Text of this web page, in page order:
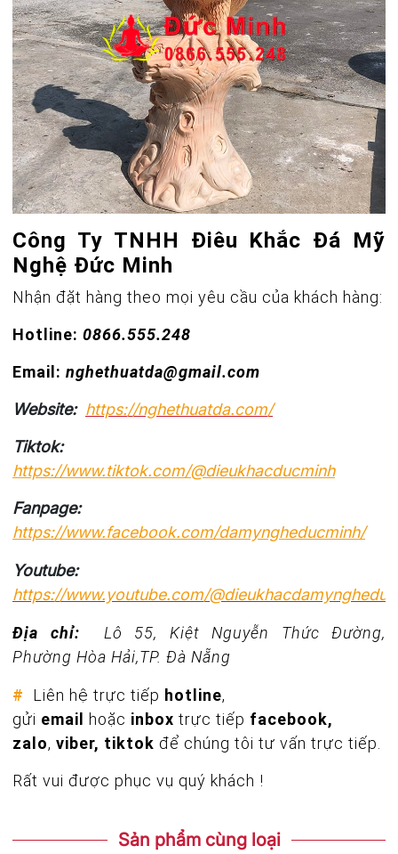
Công Ty TNHH Điêu Khắc Đá Mỹ
Nghệ Đức Minh
Nhận đặt hàng theo mọi yêu cầu của khách hàng:
Hotline: 0866.555.248
Email: nghethuatda@gmail.com
Website: https://nghethuatda.com/
Tiktok:
https://www.tiktok.com/@dieukhacducminh
Fanpage:
https://www.facebook.com/damyngheducminh/
Youtube:
https://www.youtube.com/
Địa chỉ: Lô 55, Kiệt Nguyễn Thức Đường,
Phường Hòa Hải,TP. Đà Nẵng
# Liên hệ trực tiếp hotline,
gửi email hoặc inbox trực tiếp facebook,
zalo, viber, tiktok để chúng tôi tư vấn trực tiếp.
Rất vui được phục vụ quý khách !
Sản phẩm cùng loại